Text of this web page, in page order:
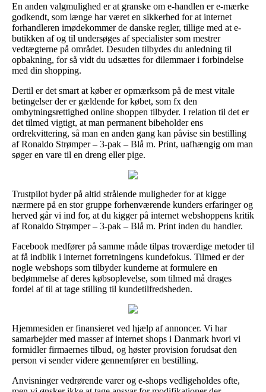
En anden valgmulighed er at granske om e-handlen er e-mærke
godkendt, som længe har været en sikkerhed for at internet
forhandleren imødekommer de danske regler, tillige med at e-
butikken af og til undersøges af specialister som mestrer
vedtægterne på området. Desuden tilbydes du anledning til
opbakning, for så vidt du udsættes for dilemmaer i forbindelse
med din shopping.
Dertil er det smart at køber er opmærksom på de mest vitale
betingelser der er gældende for købet, som fx den
ombytningsrettighed online shoppen tilbyder. I relation til det er
det tilmed vigtigt, at man permanent bibeholder ens
ordrekvittering, så man en anden gang kan påvise sin bestilling
af Ronaldo Strømper – 3-pak – Blå m. Print, uafhængig om man
søger en vare til en dreng eller pige.
Trustpilot byder på altid strålende muligheder for at kigge
nærmere på en stor gruppe forhenværende kunders erfaringer og
herved går vi ind for, at du kigger på internet webshoppens kritik
af Ronaldo Strømper – 3-pak – Blå m. Print inden du handler.
Facebook medfører på samme måde tilpas troværdige metoder til
at få indblik i internet forretningens kundefokus. Tilmed er der
nogle webshops som tilbyder kunderne at formulere en
bedømmelse af deres købsoplevelse, som tilmed må drages
fordel af til at tage stilling til kundetilfredsheden.
Hjemmesiden er finansieret ved hjælp af annoncer. Vi har
samarbejder med masser af internet shops i Danmark hvori vi
formidler firmaernes tilbud, og høster provision forudsat den
person vi sender videre gennemfører en bestilling.
Anvisninger vedrørende varer og e-shops vedligeholdes ofte,